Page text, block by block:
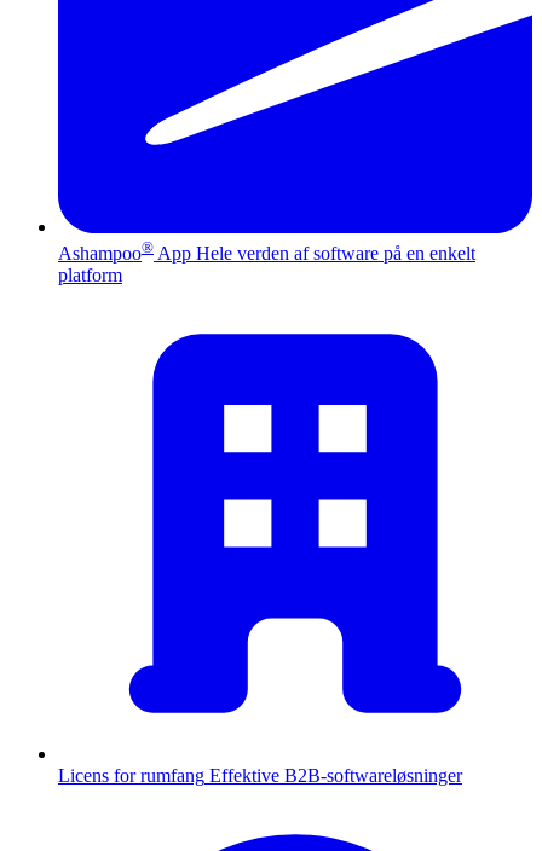
Ashampoo® App Hele verden af software på en enkelt
platform
Licens for rumfang Effektive B2B-softwareløsninger